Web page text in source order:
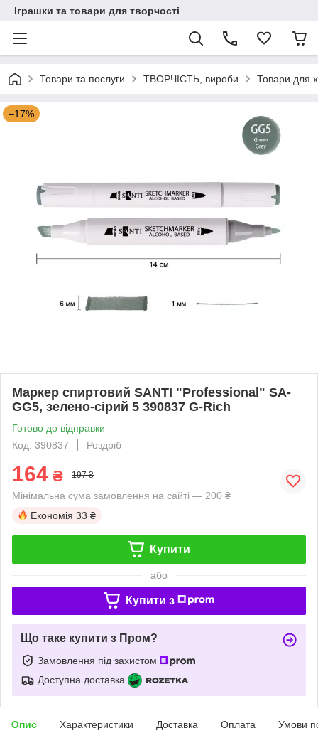
Іграшки та товари для творчості
Товари та послуги ТВОРЧІСТЬ, вироби Товари для
–17%
Маркер спиртовий SANTI "Professional" SA-
GG5, зелено-сірий 5 390837 G-Rich
Готово до відправки
Код: 390837
Роздріб
164 ₴ 197 ₴
Мінімальна сума замовлення на сайті — 200 ₴
Економія 33 ₴
Купити
або
Купити з
Що таке купити з Пром?
Замовлення під захистом
Доступна доставка
Опис Характеристики Доставка Оплата Умови